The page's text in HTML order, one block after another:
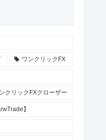
ワンクリックFX
クリックFXクローザー
】